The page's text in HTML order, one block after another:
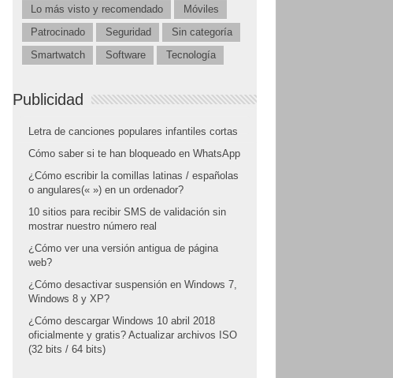
Lo más visto y recomendado
Móviles
Patrocinado
Seguridad
Sin categoría
Smartwatch
Software Tecnología
Publicidad
Letra de canciones populares infantiles cortas
Cómo saber si te han bloqueado en WhatsApp
¿Cómo escribir la comillas latinas / españolas
o angulares(« ») en un ordenador?
10 sitios para recibir SMS de validación sin
mostrar nuestro número real
¿Cómo ver una versión antigua de página
web?
¿Cómo desactivar suspensión en Windows 7,
Windows 8 y XP?
¿Cómo descargar Windows 10 abril 2018
oficialmente y gratis? Actualizar archivos ISO
(32 bits / 64 bits)